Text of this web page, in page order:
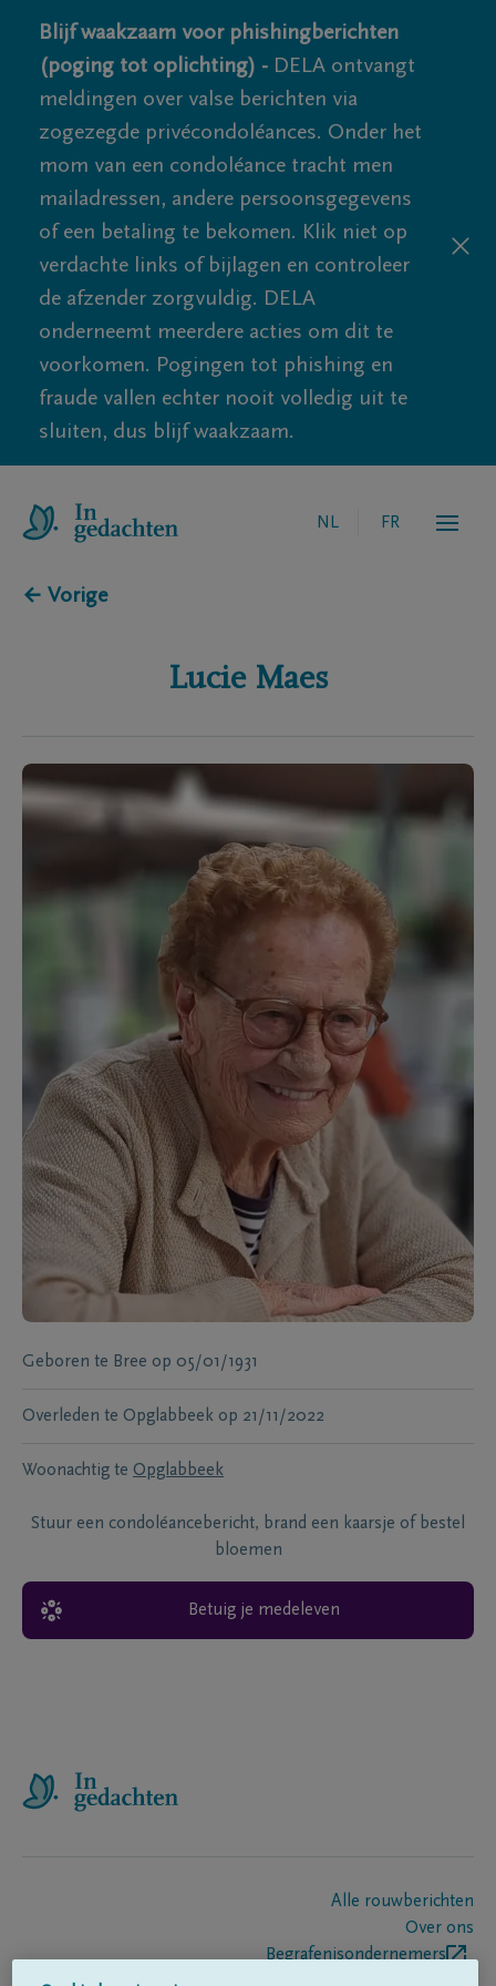
Blijf waakzaam voor phishingberichten
(poging tot oplichting) - DELA ontvangt
meldingen over valse berichten via
zogezegde privécondoléances. Onder het
mom van een condoléance tracht men
mailadressen, andere persoonsgegevens
of een betaling te bekomen. Klik niet op
verdachte links of bijlagen en controleer
de afzender zorgvuldig. DELA
onderneemt meerdere acties om dit te
voorkomen. Pogingen tot phishing en
fraude vallen echter nooit volledig uit te
sluiten, dus blijf waakzaam.
NL FR
← Vorige
Lucie Maes
Geboren te Bree op 05/01/1931
Overleden te Opglabbeek op 21/11/2022
Woonachtig te Opglabbeek
Stuur een condoléancebericht, brand een kaarsje of bestel
bloemen
Betuig je medeleven
Alle rouwberichten
Over ons
Begrafenisondernemers